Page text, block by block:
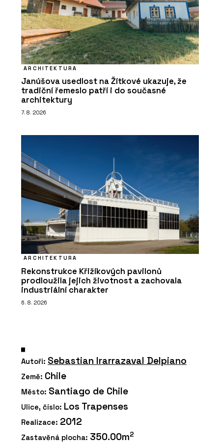
ARCHITEKTURA
Janúšova usedlost na Žítkové ukazuje, že
tradiční řemeslo patří i do současné
architektury
7. 8. 2026
ARCHITEKTURA
Rekonstrukce Křižíkových pavilonů
prodloužila jejich životnost a zachovala
industriální charakter
6. 8. 2026
Autoři: Sebastian Irarrazaval Delpiano
Země: Chile
Město: Santiago de Chile
Ulice, číslo: Los Trapenses
Realizace: 2012
Zastavěná plocha: 350.00m2